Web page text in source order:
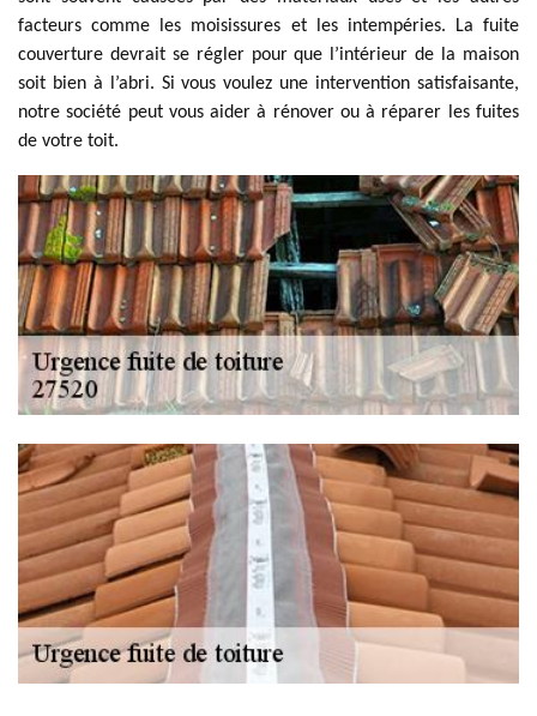
facteurs comme les moisissures et les intempéries. La fuite
couverture devrait se régler pour que l’intérieur de la maison
soit bien à l’abri. Si vous voulez une intervention satisfaisante,
notre société peut vous aider à rénover ou à réparer les fuites
de votre toit.